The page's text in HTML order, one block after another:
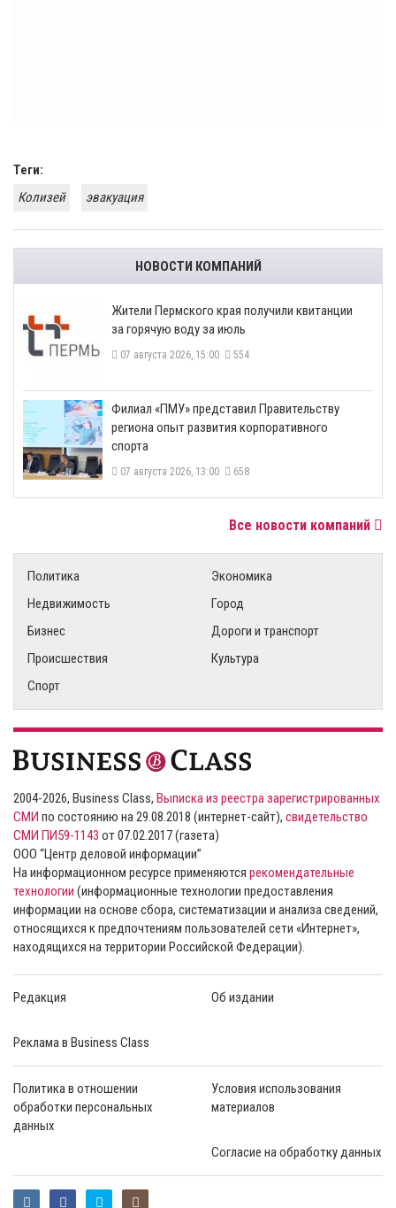
Теги:
Колизей
эвакуация
НОВОСТИ КОМПАНИЙ
​Жители Пермского края получили квитанции
за горячую воду за июль
07 августа 2026, 15:00 554
​Филиал «ПМУ» представил Правительству
региона опыт развития корпоративного
спорта
07 августа 2026, 13:00 658
Все новости компаний
Политика
Экономика
Недвижимость
Город
Бизнес
Дороги и транспорт
Происшествия
Культура
Спорт
2004-2026, Business Class, Выписка из реестра зарегистрированных
СМИ по состоянию на 29.08.2018 (интернет-сайт), свидетельство
СМИ ПИ59-1143 от 07.02.2017 (газета)
ООО “Центр деловой информации”
На информационном ресурсе применяются рекомендательные
технологии (информационные технологии предоставления
информации на основе сбора, систематизации и анализа сведений,
относящихся к предпочтениям пользователей сети «Интернет»,
находящихся на территории Российской Федерации).
Редакция Об издании
Реклама в Business Class
Политика в отношении
обработки персональных
данных
Условия использования
материалов
Согласие на обработку данных